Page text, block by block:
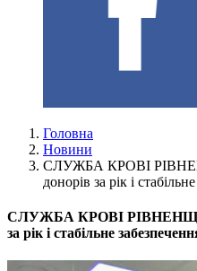
Головна
Новини
СЛУЖБА КРОВІ
донорів за рік і
СЛУЖБА КРОВІ
за рік і стабільне